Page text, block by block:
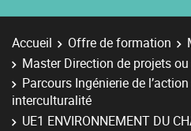
Accueil Offre de formation
Master Direction de projets
Parcours Ingénierie de
interculturalité
UE1 ENVIRONNEMENT DU